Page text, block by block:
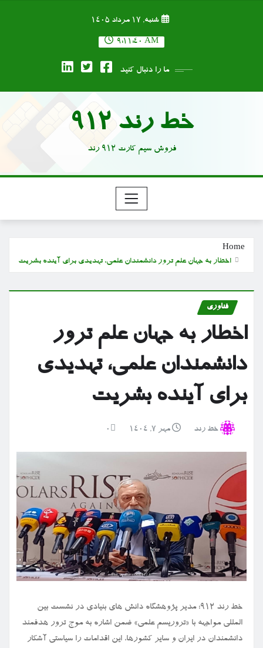
شنبه, ۱۷ مرداد ۱۴۰۵
9:11:41 AM
ما را دنبال کنید
خط رند 912
فروش سیم کارت 912 رند
Home
اخطار به جهان علم ترور دانشمندان علمی، تهدیدی برای آینده بشریت
فناوری
اخطار به جهان علم ترور
دانشمندان علمی، تهدیدی
برای آینده بشریت
خط رند مهر ۷, ۱۴۰۴ 0
خط رند ۹۱۲: مدیر پژوهشگاه دانش های بنیادی در نشست بین
المللی مواجهه با «تروریسم علمی» ضمن اشاره به موج ترور هدفمند
دانشمندان در ایران و سایر کشورها، این اقدامات را سیاستی آشکار